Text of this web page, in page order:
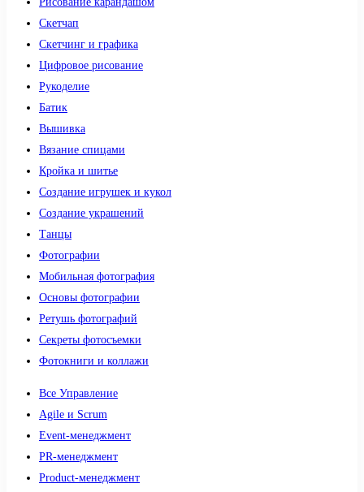
Скетчап
Скетчинг и графика
Цифровое рисование
Рукоделие
Батик
Вышивка
Вязание спицами
Кройка и шитье
Создание игрушек и кукол
Создание украшений
Танцы
Фотографии
Мобильная фотография
Основы фотографии
Ретушь фотографий
Секреты фотосъемки
Фотокниги и коллажи
Все Управление
Agile и Scrum
Event-менеджмент
PR-менеджмент
Product-менеджмент